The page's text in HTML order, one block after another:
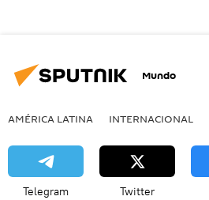
Mundo
AMÉRICA LATINA INTERNACIONAL
Telegram Twitter